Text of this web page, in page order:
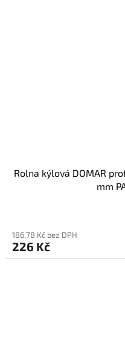
Rolna kýlová DOMAR
mm
186,78 Kč bez DPH
226 Kč